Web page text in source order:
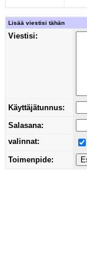
Lisää viestisi tähän
Viestisi:
Käyttäjätunnus:
Salasana:
valinnat:
Toimenpide: